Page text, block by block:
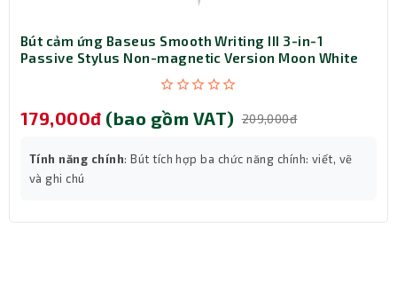
nghệ mà không cần nâng cấp phần cứng.
Bút cảm ứng Baseus Smooth Writing III 3-in-1
Passive Stylus Non-magnetic Version Moon White
179,000đ (bao gồm VAT) 209,000đ
Tính năng chính: Bút tích hợp ba chức năng chính: viết, vẽ
và ghi chú